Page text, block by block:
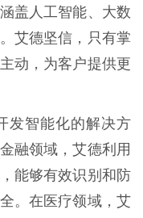
盖人工智能、大数
艾德坚信，只有掌
动，为客户提供更
发智能化的解决方
融领域，艾德利用
能够有效识别和防
。在医疗领域，艾